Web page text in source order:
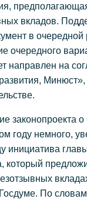
вкладов.
в очередной
очередного
направлен на
Минюст»,
законопроекта
году немного,
инициатива
который
По